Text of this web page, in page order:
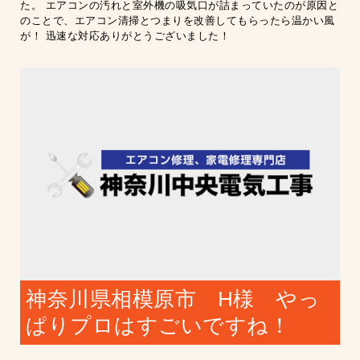
た。 エアコンの汚れと室外機の吸気口が詰まっていたのが原因と
のことで、エアコン清掃とつまりを改善してもらったら温かい風
が！ 迅速な対応ありがとうございました！
神奈川県相模原市 H様 やっ
ぱりプロはすごいですね！